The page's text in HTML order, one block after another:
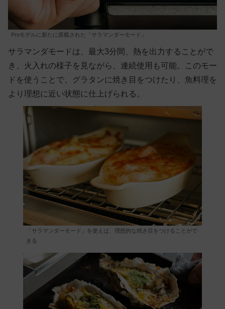
Proモデルに新たに搭載された「サラマンダーモード」
サラマンダモードは、最大3分間、熱を出力することがで
き、火入れの様子を見ながら、連続使用も可能。このモー
ドを使うことで、グラタンに焼き目をつけたり、魚料理を
より理想に近い状態に仕上げられる。
「サラマンダーモード」を使えば、理想的な焼き目をつけることがで
きる